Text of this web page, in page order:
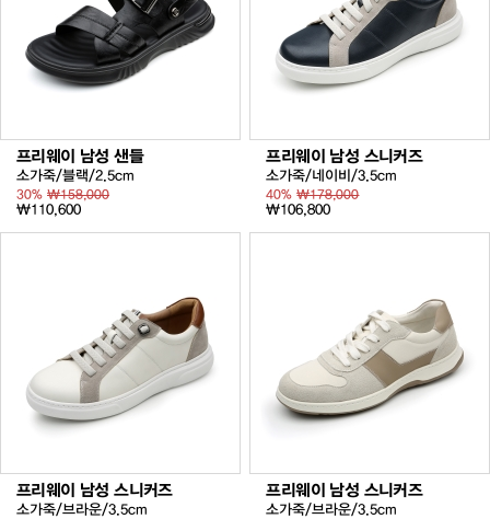
프리웨이 남성 샌들
소가죽/블랙/2.5cm
30% ₩158,000
₩110,600
프리웨이 남성 스니커즈
소가죽/네이비/3.5cm
40%₩178,000
₩106,800
프리웨이 남성 스니커즈
소가죽/브라운/3.5cm
프리웨이 남성 스니커즈
소가죽/브라운/3.5cm